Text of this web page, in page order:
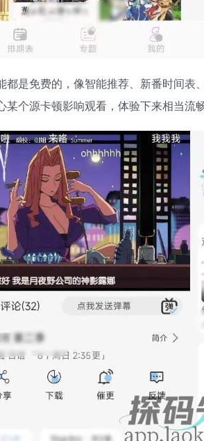
都是免费的，像智能推荐、新番时间
某个源卡顿影响观看，体验下来相当流畅